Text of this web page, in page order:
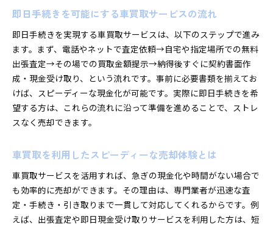
即日買取を目指すなら必要書類の準備が鍵
車買取で即日売却に必要な書類一覧
スムーズな車買取のための書類準備方法
車買取で手続きミスを防ぐための注意点
即日買取に役立つ書類チェックリスト
車買取の際に知っておきたい手続きの流れ
書類不足で車買取に失敗しないための対策
車買取の口コミを活用した業者選びのコツ
ランキングから見る車買取サービスの実態
車買取を安心して依頼するための口コミ活用術
口コミで高く評価される車買取業者の特徴
即日手続きを可能にする車買取サービスの流れ
即日手続きを実現する車買取サービスは、以下のステップで進み
ます。まず、電話やネットで査定依頼→自宅や指定場所での無料
出張査定→その場での買取金額提示→納得後すぐに契約書面作
成・現金受け取り、という流れです。事前に必要書類を揃えてお
けば、スピーディーな現金化が可能です。実際に即日手続きを希
望する方は、これらの流れに沿って準備を進めることで、ストレ
スなく売却できます。
車買取を利用したスピーディーな売却体験とは
車買取サービスを活用すれば、急ぎの現金化や時間がない場合で
も効率的に売却ができます。その理由は、専門業者が迅速な査
定・手続き・引き取りまで一貫して対応してくれるからです。例
えば、出張査定や即日現金受け取りサービスを利用した方は、短